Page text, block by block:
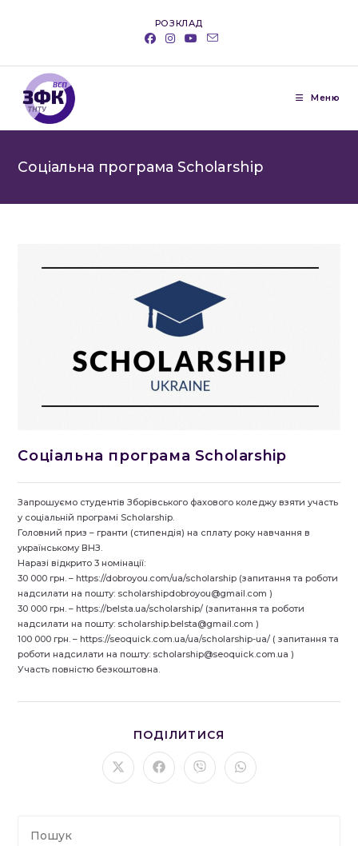
РОЗКЛАД
Меню
Соціальна програма Scholarship
Соціальна програма Scholarship
Запрошуємо студентів Зборівського фахового коледжу взяти участь
у соціальній програмі Scholarship.
Головний приз – гранти (стипендія) на сплату року навчання в
українському ВНЗ.
Наразі відкрито 3 номінації:
30 000 грн. – https://dobroyou.com/ua/scholarship (запитання та роботи
надсилати на пошту: scholarshipdobroyou@gmail.com )
30 000 грн. – https://belsta.ua/scholarship/ (запитання та роботи
надсилати на пошту: scholarship.belsta@gmail.com )
100 000 грн. – https://seoquick.com.ua/ua/scholarship-ua/ ( запитання та
роботи надсилати на пошту: scholarship@seoquick.com.ua )
Участь повністю безкоштовна.
ПОДІЛИТИСЯ
ЦИМ
ВМІСТОМ
Відкрити
в
Відкрити
в
Відкрити
в
Відкрити
в